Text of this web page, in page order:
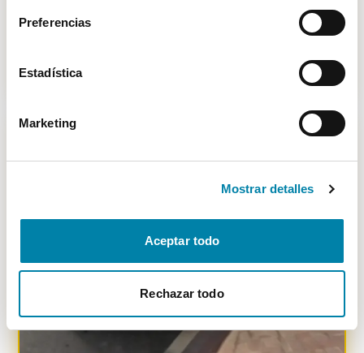
Preferencias
Estadística
Marketing
Mostrar detalles
Aceptar todo
Rechazar todo
Manual
Toledo
4.700€ /mes
-4799